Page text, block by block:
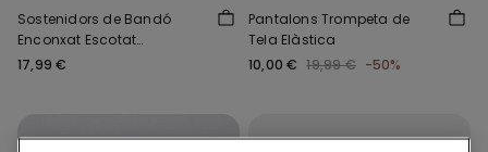
Sostenidors de Bandó
Enconxat Escotat
Microfibra Reciclada
17,99 €
Pantalons Trompeta de
Tela Elàstica
10,00 € 19,99 € -50%